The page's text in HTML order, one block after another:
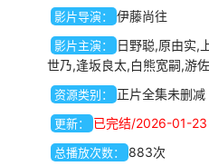
影片导演： 伊藤尚往
影片主演：
日野聪,原由实,
世乃,逢坂良太,白熊宽嗣,游
资源类别： 正片全集未删减
更新： 已完结/2026-01-
总播放次数：
883次